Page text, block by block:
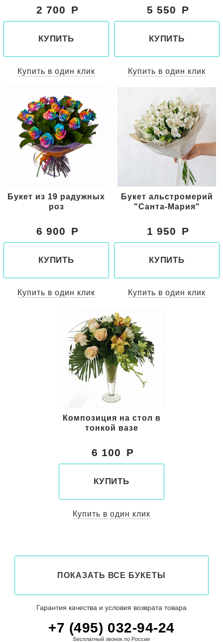
2 700
КУПИТЬ
Купить в один клик
сафари
5 550
КУПИТЬ
Купить в один клик
Букет из 19 радужных
роз
6 900
КУПИТЬ
Купить в один клик
Букет альстромерий
"Санта-Мария"
1 950
КУПИТЬ
Купить в один клик
Композиция на стол в
тонкой вазе
6 100
КУПИТЬ
Купить в один клик
ПОКАЗАТЬ ВСЕ БУКЕТЫ
Гарантия качества и условия возврата товара
+7 (495) 032-94-24
Бесплатный звонок по России